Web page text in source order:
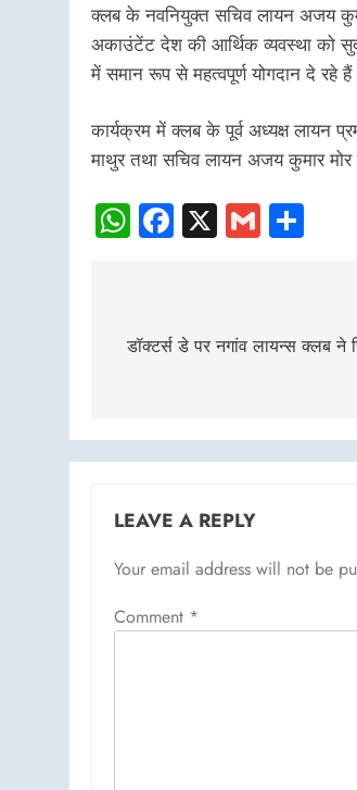
क्लब के नवनियुक्त सचिव लायन अजय
अकाउंटेंट देश की आर्थिक व्यवस्था को सुदृढ़
में समान रूप से महत्वपूर्ण योगदान दे रहे
कार्यक्रम में क्लब के पूर्व अध्यक्ष लायन
माथुर तथा सचिव लायन अजय कुमार
WhatsApp
Facebook
X Gmail
navigation
डॉक्टर्स डे पर नगांव लायन्स क्लब ने
LEAVE A REPLY
Your email address will not be
Comment *